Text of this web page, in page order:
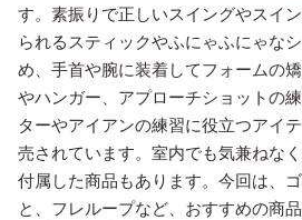
す。素振りで正しいスイングやスイ
られるスティックやふにゃふにゃな
め、手首や腕に装着してフォームの
やハンガー、アプローチショットの
ターやアイアンの練習に役立つアイ
売されています。室内でも気兼ねな
付属した商品もあります。今回は、
と、フレループなど、おすすめの商品